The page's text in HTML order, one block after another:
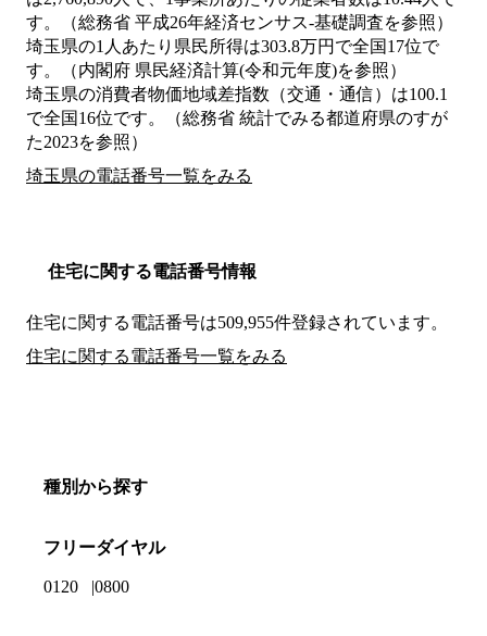
す。（総務省 平成26年経済センサス‐基礎調査を参照）
埼玉県の1人あたり県民所得は303.8万円で全国17位で
す。（内閣府 県民経済計算(令和元年度)を参照）
埼玉県の消費者物価地域差指数（交通・通信）は100.1
で全国16位です。（総務省 統計でみる都道府県のすが
た2023を参照）
埼玉県の電話番号一覧をみる
住宅に関する電話番号情報
住宅に関する電話番号は509,955件登録されています。
住宅に関する電話番号一覧をみる
種別から探す
フリーダイヤル
0120 0800